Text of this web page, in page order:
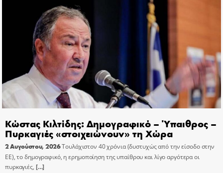
Κώστας Κιλτίδης: Δημογραφικό – Ύπαιθρος –
Πυρκαγιές «στοιχειώνουν» τη Χώρα
2 Αυγούστου, 2026Τουλάχιστον 40 χρόνια (δυστυχώς από την είσοδο στην
ΕΕ), το δημογραφικό, η ερημοποίηση της υπαίθρου και λίγο αργότερα οι
πυρκαγιές, […]